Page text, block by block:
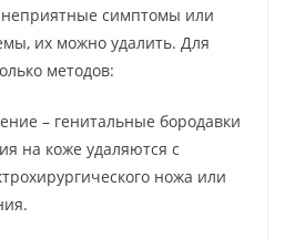
симптомы или
их можно удалить. Для
методов:
– генитальные бородавки
на коже удаляются с
ножа или